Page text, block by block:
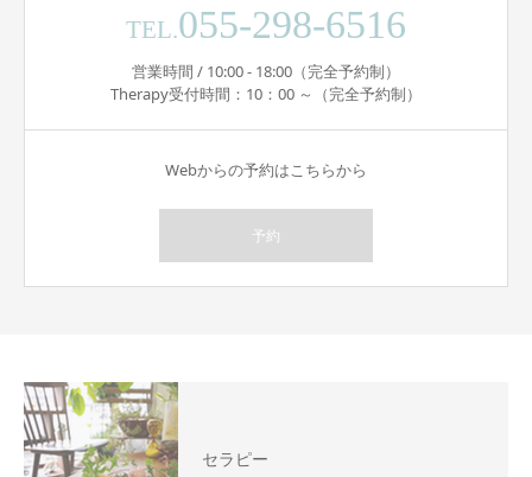
TEL.055-298-6516
営業時間 / 10:00 - 18:00（完全予約制）
Therapy受付時間：10：00 ～（完全予約制）
Webからの予約はこちらから
予約
セラピー